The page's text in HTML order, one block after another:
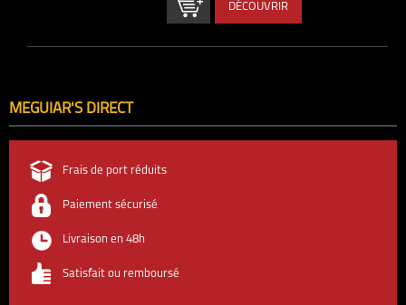
DÉCOUVRIR
MEGUIAR'S DIRECT
Frais de port réduits
Paiement sécurisé
Livraison en 48h
Satisfait ou remboursé